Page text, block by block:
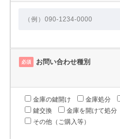
必須 お問い合わせ種別
金庫の鍵開け 金庫処分
鍵交換
金庫を開けて処分
その他（ご購入等）